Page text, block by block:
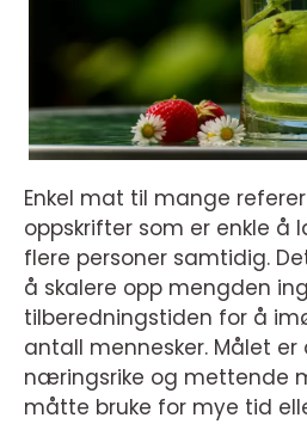
Enkel mat til mange
oppskrifter som er enkle å
flere personer samtidig.
å skalere opp mengden
tilberedningstiden for å
antall mennesker. Målet
næringsrike og mettende
måtte bruke for mye tid